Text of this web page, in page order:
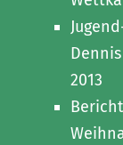
2013